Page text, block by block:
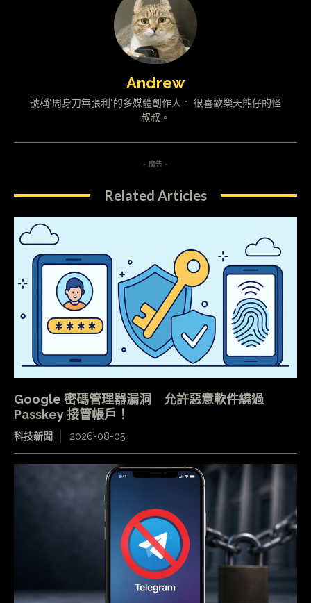
Andrew
號稱"周身刀無張利"的多媒體創作人。 很喜歡樂天熊仔的怪
叔叔。
- 廣告 -
Related Articles
Google 密碼管理器漏洞 允許惡意軟件繞過
Passkey 接管帳戶！
科技新聞 2026-08-05